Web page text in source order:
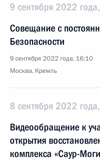
9 сентября 2022
Совещание с
Безопасности
9 сентября 2022 года, 16:10
Москва, Кремль
8 сентября 2022
Видеообращение к
открытия
комплекса «Саур-